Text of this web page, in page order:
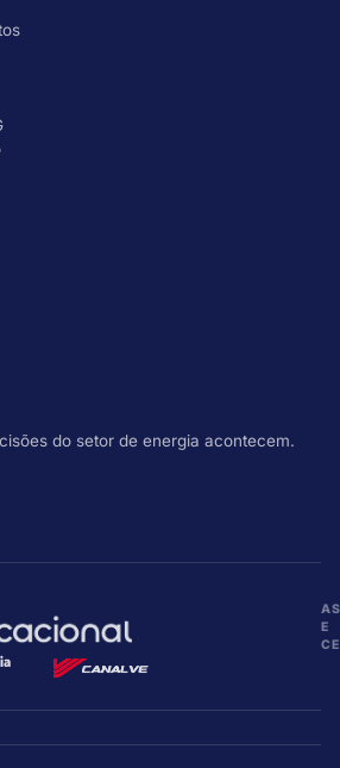
do setor de energia acontecem.
E